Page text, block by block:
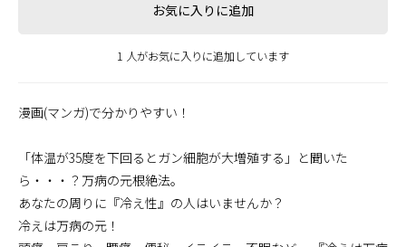
お気に入りに追加
1 人がお気に入りに追加しています
漫画(マンガ)で分かりやすい！
「体温が35度を下回るとガン細胞が大増殖する」と聞いた
ら・・・？万病の元根絶法。
あなたの周りに『冷え性』の人はいませんか？
冷えは万病の元！